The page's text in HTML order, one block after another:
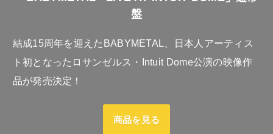
盤
結成15周年を迎えたBABYMETAL、日本人アーティス
ト初となったロサンゼルス・Intuit Dome公演の映像作
品が発売決定！
商品を見る